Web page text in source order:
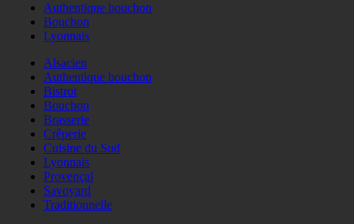
Authentique bouchon
Bouchon
Lyonnais
Alsacien
Authentique bouchon
Bistrot
Bouchon
Brasserie
Crêperie
Cuisine du Sud
Lyonnais
Provençal
Savoyard
Traditionnelle